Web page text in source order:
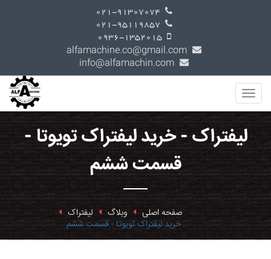
لیفتراک - خرید لیفتراک تویوتا -
قسمت ششم
صفحه اصلی وبلاگ لیفتراک
خرید لیفتراک تویوتا - قسمت ششم